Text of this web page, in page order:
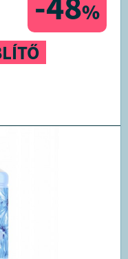
%